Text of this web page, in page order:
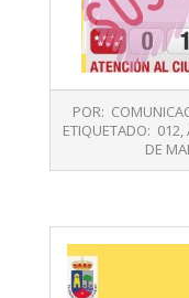
01-
POR:
ETIQUETADO: 012,
DE